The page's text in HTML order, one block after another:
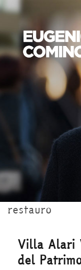
restauro
Villa Alari
del